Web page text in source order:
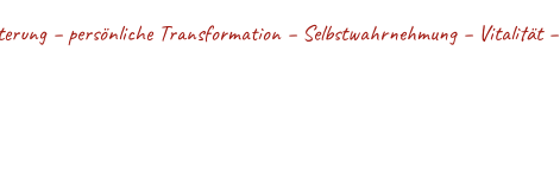
– persönliche Transformation – Selbstwahrnehmung – Vitalität